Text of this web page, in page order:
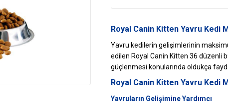
Royal Canin Kitten Yavru Kedi
Yavru kedilerin gelişimlerinin
edilen Royal Canin Kitten 36 düzenli
güçlenmesi konularında oldukça
Royal Canin Kitten Yavru Kedi
Yavruların Gelişimine Yardımcı